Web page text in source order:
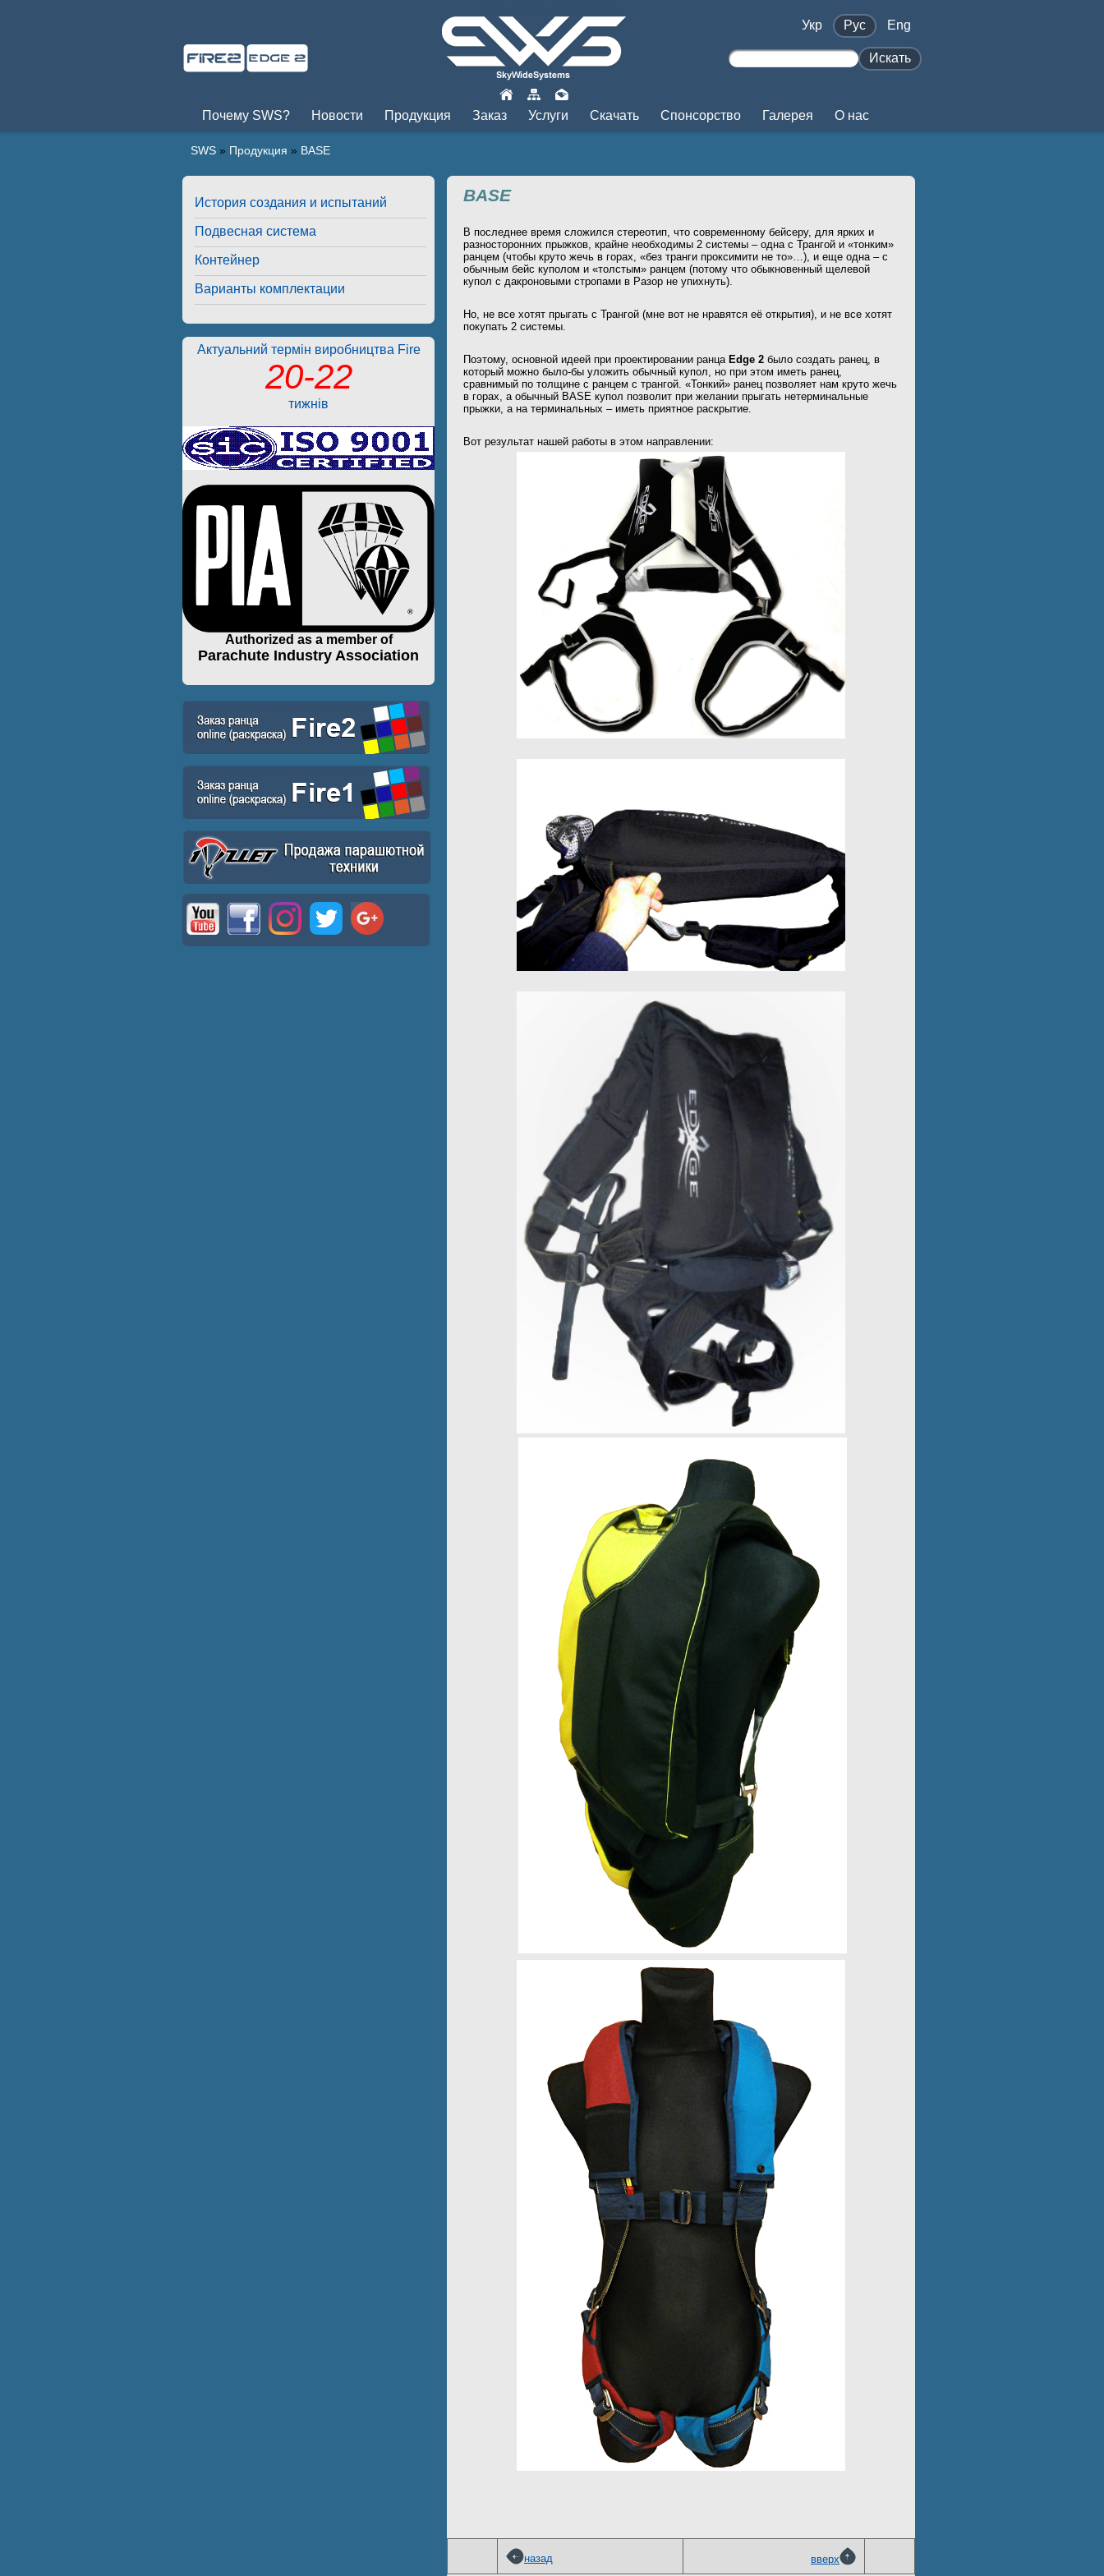
Укр
Pус Eng
Искать
Почему SWS? Новости Продукция Заказ Услуги Скачать Спонсорство Галерея О нас
SWS » Продукция » BASE
История создания и испытаний
Подвесная система
Контейнер
Варианты комплектации
Актуальний термін виробництва Fire
20-22
тижнів
Authorized as a member of
Parachute Industry Association
BASE
В последнее время сложился стереотип, что современному бейсеру, для ярких и
разносторонних прыжков, крайне необходимы 2 системы – одна с Трангой и «тонким»
ранцем (чтобы круто жечь в горах, «без транги проксимити не то»…), и еще одна – с
обычным бейс куполом и «толстым» ранцем (потому что обыкновенный щелевой
купол с дакроновыми стропами в Разор не упихнуть).
Но, не все хотят прыгать с Трангой (мне вот не нравятся её открытия), и не все хотят
покупать 2 системы.
Поэтому, основной идеей при проектировании ранца Edge 2 было создать ранец, в
который можно было-бы уложить обычный купол, но при этом иметь ранец,
сравнимый по толщине с ранцем с трангой. «Тонкий» ранец позволяет нам круто жечь
в горах, а обычный BASE купол позволит при желании прыгать нетерминальные
прыжки, а на терминальных – иметь приятное раскрытие.
Вот результат нашей работы в этом направлении:
назад вверх